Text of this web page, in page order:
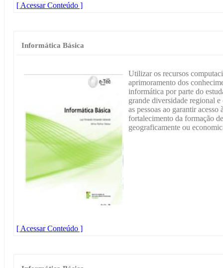
[ Acessar Conteúdo ]
Informática Básica
Utilizar os recursos
aprimoramento dos
informática por parte do
grande diversidade regional
as pessoas ao garantir
fortalecimento da formação
geograficamente ou
[ Acessar Conteúdo ]